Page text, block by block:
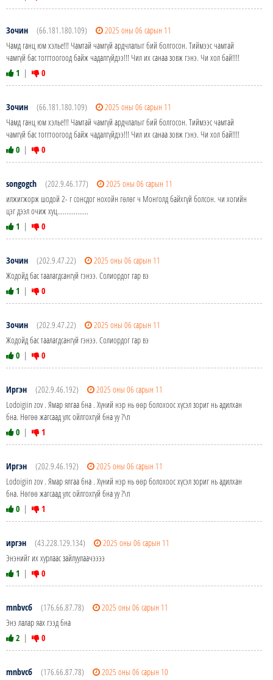
Зочин (66.181.180.109)
2025 оны 06 сарын 11
Чамд ганц юм хэлье!!! Чамтай чамгүй ардчлалыг бий болгосон. Тиймээс чамтай
чамгүй бас тоггтоогоод байж чадалгүйдээ!!! Чил их санаа зовж гэнэ. Чи хол бай!!!!
1 | 0
Зочин (66.181.180.109)
2025 оны 06 сарын 11
Чамд ганц юм хэлье!!! Чамтай чамгүй ардчлалыг бий болгосон. Тиймээс чамтай
чамгүй бас тоггтоогоод байж чадалгүйдээ!!! Чил их санаа зовж гэнэ. Чи хол бай!!!!
0 | 0
songogch (202.9.46.177)
2025 оны 06 сарын 11
илжигжорж шодой 2- г сонсдог нохойн гөлөг ч Монголд байхгүй болсон. чи хогийн
цэг дээл очиж хуц.................
1 | 0
Зочин (202.9.47.22)
2025 оны 06 сарын 11
Жодойд бас таалагдсангүй гэнээ. Солиордог гар вэ
1 | 0
Зочин (202.9.47.22)
2025 оны 06 сарын 11
Жодойд бас таалагдсангүй гэнээ. Солиордог гар вэ
0 | 0
Иргэн (202.9.46.192)
2025 оны 06 сарын 11
Lodoigiin zov . Ямар ялгаа бна . Хүний нэр нь өөр болохоос хүсэл зориг нь адилхан
бна. Нөгөө жагсаад улс ойлгохгүй бна уу ?\n
0 | 1
Иргэн (202.9.46.192)
2025 оны 06 сарын 11
Lodoigiin zov . Ямар ялгаа бна . Хүний нэр нь өөр болохоос хүсэл зориг нь адилхан
бна. Нөгөө жагсаад улс ойлгохгүй бна уу ?\n
0 | 1
иргэн (43.228.129.134)
2025 оны 06 сарын 11
Энэнийг их хурлаас зайлуулаачээээ
1 | 0
mnbvcб (176.66.87.78)
2025 оны 06 сарын 11
Энэ лалар яах гээд бна
2 | 0
mnbvcб (176.66.87.78)
2025 оны 06 сарын 10